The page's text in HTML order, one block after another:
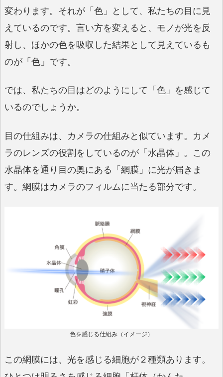
変わります。それが「色」として、私たちの目に見
えているのです。言い方を変えると、モノが光を反
射し、ほかの色を吸収した結果として見えているも
のが「色」です。
では、私たちの目はどのようにして「色」を感じて
いるのでしょうか。
目の仕組みは、カメラの仕組みと似ています。カメ
ラのレンズの役割をしているのが「水晶体」。この
水晶体を通り目の奥にある「網膜」に光が届きま
す。網膜はカメラのフィルムに当たる部分です。
色を感じる仕組み（イメージ）
この網膜には、光を感じる細胞が２種類あります。